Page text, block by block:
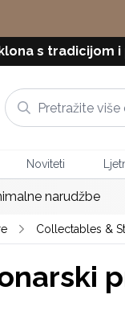
s tradicijom i
Noviteti
narudžbe
Collectables &